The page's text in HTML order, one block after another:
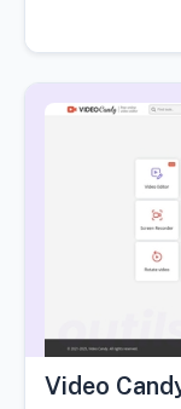
Video